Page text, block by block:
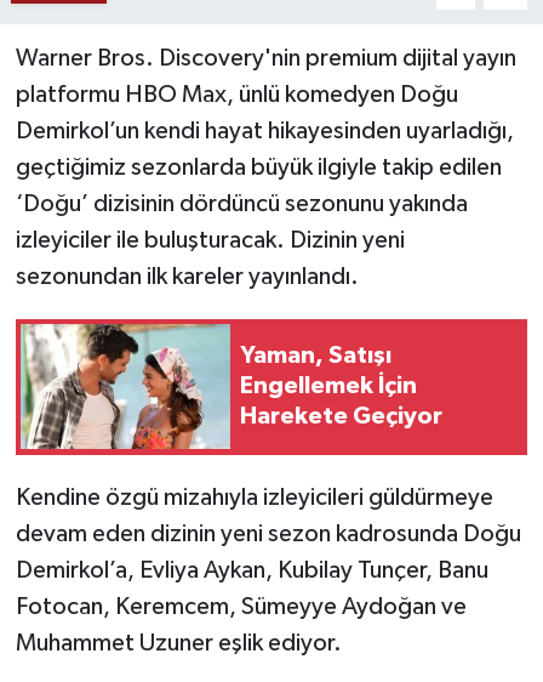
Warner Bros. Discovery'nin premium dijital yayın
platformu HBO Max, ünlü komedyen Doğu
Demirkol’un kendi hayat hikayesinden uyarladığı,
geçtiğimiz sezonlarda büyük ilgiyle takip edilen
‘Doğu’ dizisinin dördüncü sezonunu yakında
izleyiciler ile buluşturacak. Dizinin yeni
sezonundan ilk kareler yayınlandı.
Yaman, Satışı
Engellemek İçin
Harekete Geçiyor
Kendine özgü mizahıyla izleyicileri güldürmeye
devam eden dizinin yeni sezon kadrosunda Doğu
Demirkol’a, Evliya Aykan, Kubilay Tunçer, Banu
Fotocan, Keremcem, Sümeyye Aydoğan ve
Muhammet Uzuner eşlik ediyor.